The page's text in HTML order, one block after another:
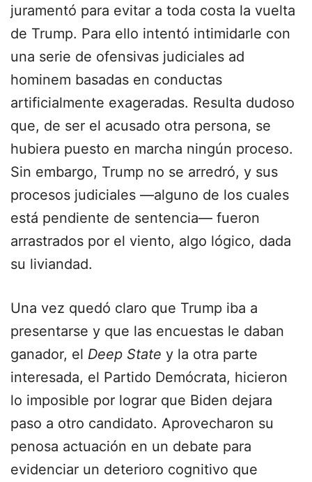
juramentó para evitar a toda costa la vuelta
de Trump. Para ello intentó intimidarle con
una serie de ofensivas judiciales ad
hominem basadas en conductas
artificialmente exageradas. Resulta dudoso
que, de ser el acusado otra persona, se
hubiera puesto en marcha ningún proceso.
Sin embargo, Trump no se arredró, y sus
procesos judiciales ―alguno de los cuales
está pendiente de sentencia― fueron
arrastrados por el viento, algo lógico, dada
su liviandad.
Una vez quedó claro que Trump iba a
presentarse y que las encuestas le daban
ganador, el Deep State y la otra parte
interesada, el Partido Demócrata, hicieron
lo imposible por lograr que Biden dejara
paso a otro candidato. Aprovecharon su
penosa actuación en un debate para
evidenciar un deterioro cognitivo que